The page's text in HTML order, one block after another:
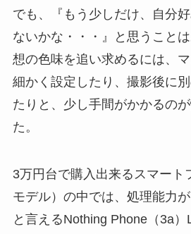
でも、『もう少しだけ、自分
ないかな・・・』と思うこと
想の色味を追い求めるには、
細かく設定したり、撮影後に
たりと、少し手間がかかるの
た。
3万円台で購入出来るスマート
モデル）の中では、処理能力が
と言えるNothing Phone（3a